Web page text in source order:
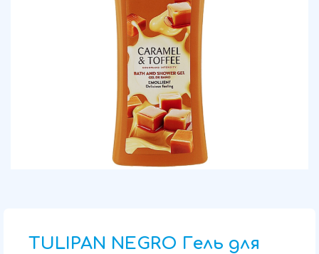
TULIPAN NEGRO Гель для